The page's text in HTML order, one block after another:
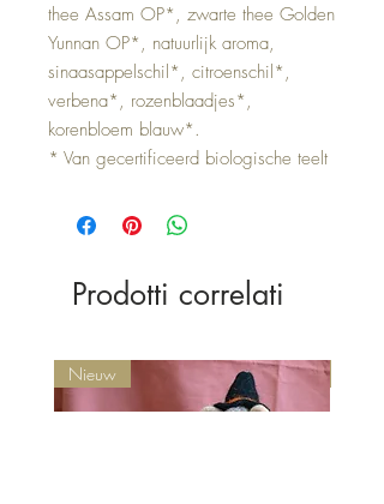
thee Assam OP*, zwarte thee Golden
Yunnan OP*, natuurlijk aroma,
sinaasappelschil*, citroenschil*,
verbena*, rozenblaadjes*,
korenbloem blauw*.
* Van gecertificeerd biologische teelt
Prodotti correlati
Nieuw